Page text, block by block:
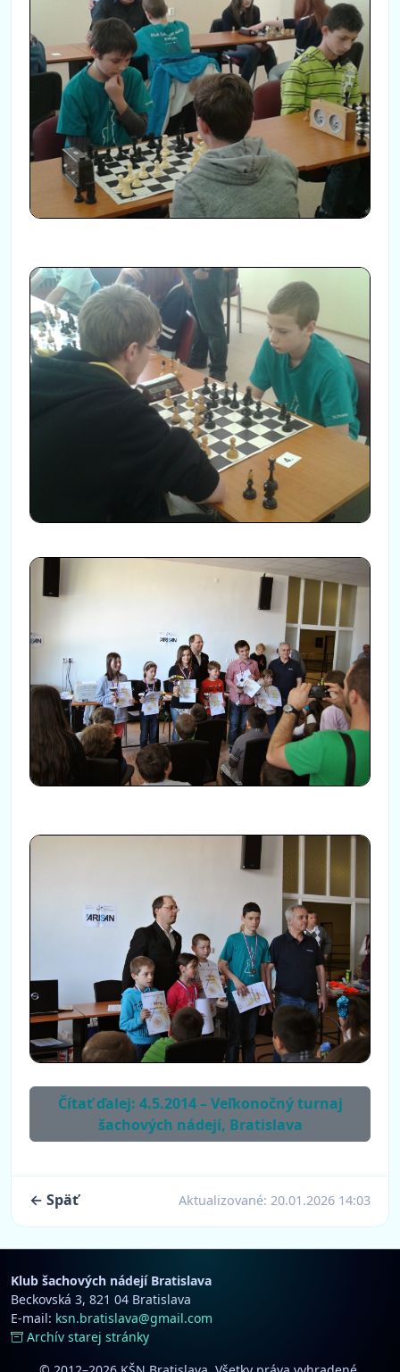
Čítať ďalej: 4.5.2014 – Veľkonočný turnaj
šachových nádejí, Bratislava
← Späť Aktualizované: 20.01.2026 14:03
Klub šachových nádejí Bratislava
Beckovská 3, 821 04 Bratislava
E-mail: ksn.bratislava@gmail.com
Archív starej stránky